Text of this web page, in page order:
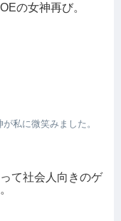
の女神再び。
私に微笑みました。
って社会人向きのゲ